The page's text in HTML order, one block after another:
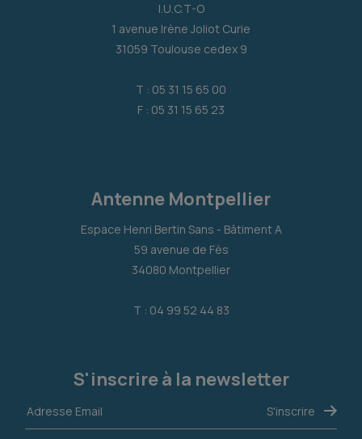
I.U.C.T-O
1 avenue Irène Joliot Curie
31059 Toulouse cedex 9
T : 05 31 15 65 00
F : 05 31 15 65 23
Antenne Montpellier
Espace Henri Bertin Sans - Bâtiment A
59 avenue de Fès
34080 Montpellier
T : 04 99 52 44 83
S'inscrire à la newsletter